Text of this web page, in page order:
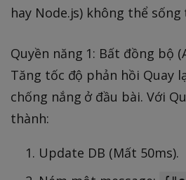
hay Node.js) không thể sống
Quyền năng 1: Bất đồng bộ
Tăng tốc độ phản hồi Quay
chống nắng ở đầu bài. Với
thành:
Update DB (Mất 50ms).